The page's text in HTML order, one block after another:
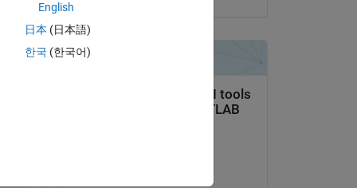
English
日本 (日本語)
한국 (한국어)